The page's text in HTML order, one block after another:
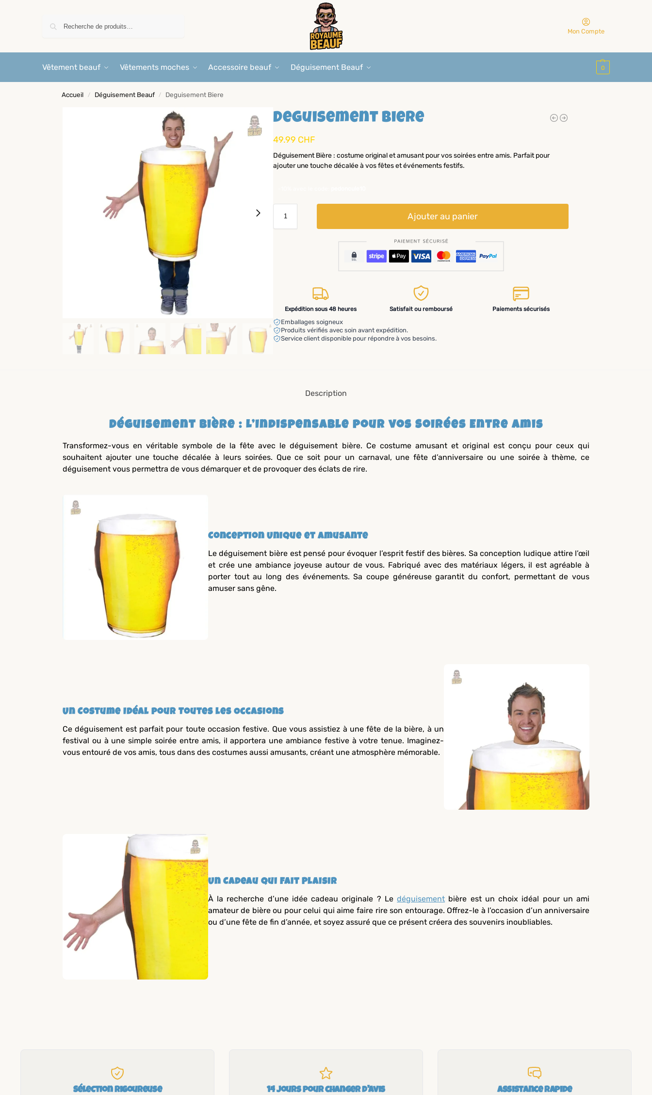
Mon Compte
Vêtement beauf Vêtements moches Accessoire beauf Déguisement Beauf 0
Accueil / Déguisement Beauf / Deguisement Biere
Deguisement Biere
49.99 CHF
Déguisement Bière : costume original et amusant pour vos soirées entre amis. Parfait pour
ajouter une touche décalée à vos fêtes et événements festifs.
Ajouter au panier
Expédition sous 48 heures Satisfait ou remboursé Paiements sécurisés
Emballages soigneux
Produits vérifiés avec soin avant expédition.
Service client disponible pour répondre à vos besoins.
Description
Déguisement Bière : L’Indispensable pour vos Soirées Entre Amis
Transformez-vous en véritable symbole de la fête avec le déguisement bière. Ce costume amusant et original est conçu pour ceux qui
souhaitent ajouter une touche décalée à leurs soirées. Que ce soit pour un carnaval, une fête d’anniversaire ou une soirée à thème, ce
déguisement vous permettra de vous démarquer et de provoquer des éclats de rire.
Conception Unique et Amusante
Le déguisement bière est pensé pour évoquer l’esprit festif des bières. Sa conception ludique attire l’œil
et crée une ambiance joyeuse autour de vous. Fabriqué avec des matériaux légers, il est agréable à
porter tout au long des événements. Sa coupe généreuse garantit du confort, permettant de vous
amuser sans gêne.
Un Costume Idéal pour Toutes les Occasions
Ce déguisement est parfait pour toute occasion festive. Que vous assistiez à une fête de la bière, à un
festival ou à une simple soirée entre amis, il apportera une ambiance festive à votre tenue. Imaginez-
vous entouré de vos amis, tous dans des costumes aussi amusants, créant une atmosphère mémorable.
Un Cadeau qui Fait Plaisir
À la recherche d’une idée cadeau originale ? Ledéguisement bière est un choix idéal pour un ami
amateur de bière ou pour celui qui aime faire rire son entourage. Offrez-le à l’occasion d’un anniversaire
ou d’une fête de fin d’année, et soyez assuré que ce présent créera des souvenirs inoubliables.
Sélection rigoureuse 14 jours pour changer d'avis Assistance rapide